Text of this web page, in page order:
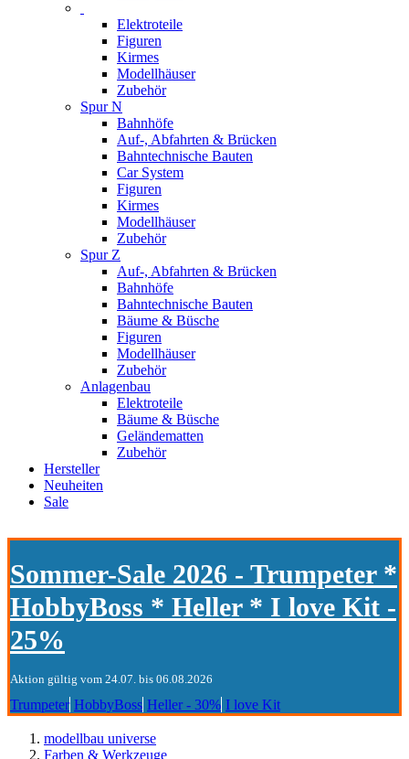
Elektroteile
Figuren
Kirmes
Modellhäuser
Zubehör
Spur N
Bahnhöfe
Auf-, Abfahrten & Brücken
Bahntechnische Bauten
Car System
Figuren
Kirmes
Modellhäuser
Zubehör
Spur Z
Auf-, Abfahrten & Brücken
Bahnhöfe
Bahntechnische Bauten
Bäume & Büsche
Figuren
Modellhäuser
Zubehör
Anlagenbau
Elektroteile
Bäume & Büsche
Geländematten
Zubehör
Hersteller
Neuheiten
Sale
Sommer-Sale 2026 - Trumpeter *
HobbyBoss * Heller * I love Kit -
25%
Aktion gültig vom 24.07. bis 06.08.2026
Trumpeter HobbyBoss Heller - 30% I love Kit
modellbau universe
Farben & Werkzeuge